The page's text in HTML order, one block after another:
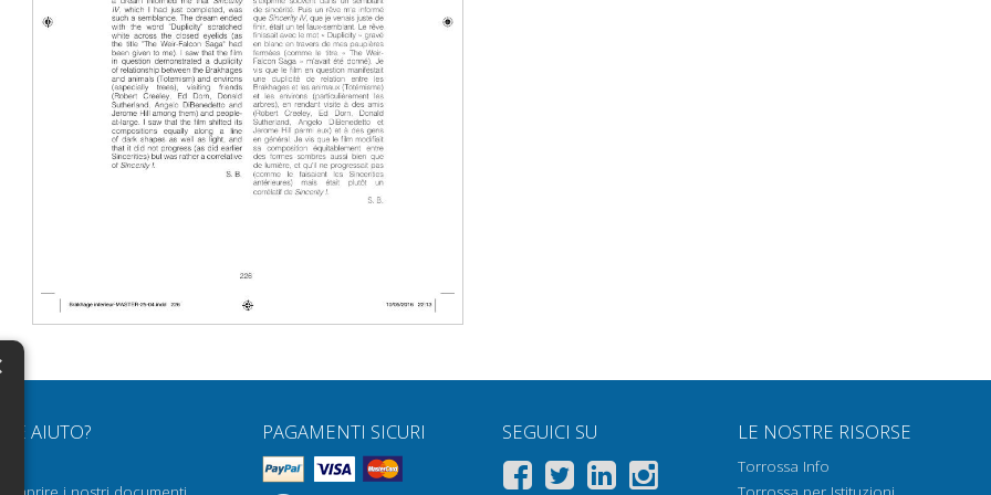
AIUTO? PAGAMENTI SICURI SEGUICI SU LE NOSTRE RISORSE
Torrossa Info